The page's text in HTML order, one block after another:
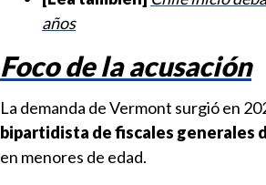
años
Foco de la acusación
La demanda de Vermont surgió en
bipartidista de fiscales generales
en menores de edad.